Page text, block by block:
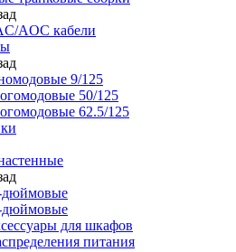
AOC кабели
9/125
50/125
62.5/125
дюймовые
дюймовые
для шкафов
питания